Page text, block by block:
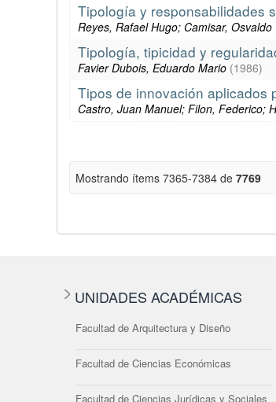
Tipología y responsabilidades
Reyes, Rafael Hugo; Camisar, Osvaldo
Tipología, tipicidad y
Favier Dubois, Eduardo Mario (1986)
Tipos de innovación aplicados
Castro, Juan Manuel; Filon, Federico;
Mostrando ítems 7365-7384 de 7769
UNIDADES ACADÉMICAS
Facultad de Arquitectura y Diseño
Facultad de Ciencias Económicas
Facultad de Ciencias Jurídicas y Sociales